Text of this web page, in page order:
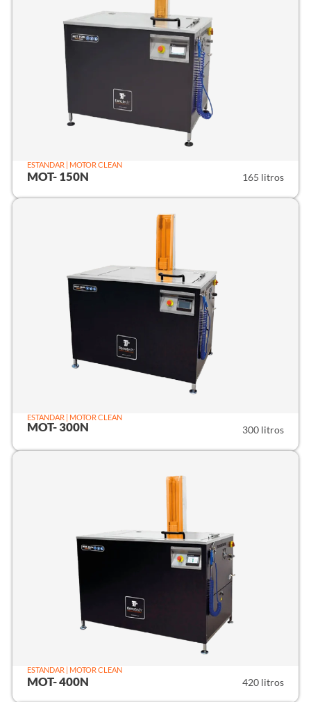
ESTANDAR | MOTOR CLEAN
MOT- 150N 165 litros
ESTANDAR | MOTOR CLEAN
MOT- 300N 300 litros
ESTANDAR | MOTOR CLEAN
MOT- 400N 420 litros